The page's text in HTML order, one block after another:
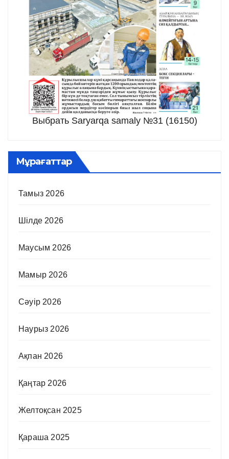
Выбрать Saryarqa samaly №31 (16150)
Мұрағаттар
Тамыз 2026
Шілде 2026
Маусым 2026
Мамыр 2026
Сәуір 2026
Наурыз 2026
Ақпан 2026
Қаңтар 2026
Желтоқсан 2025
Қараша 2025